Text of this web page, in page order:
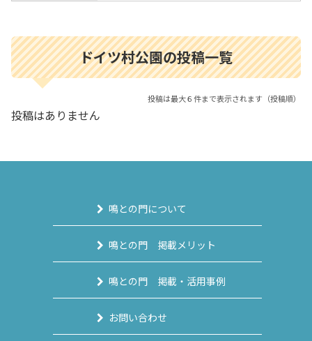
ドイツ村公園の投稿一覧
投稿は最大６件まで表示されます（投稿順）
投稿はありません
鳴との門について
鳴との門 掲載メリット
鳴との門 掲載・活用事例
お問い合わせ